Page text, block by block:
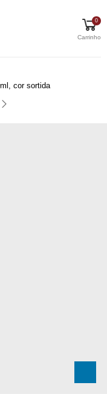
0
Carrinho
cor sortida